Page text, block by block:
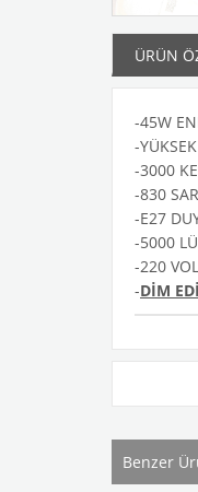
ÜRÜN
-45W
-
-3000
-830
-E27
-5000
-220
-DİM
Benzer